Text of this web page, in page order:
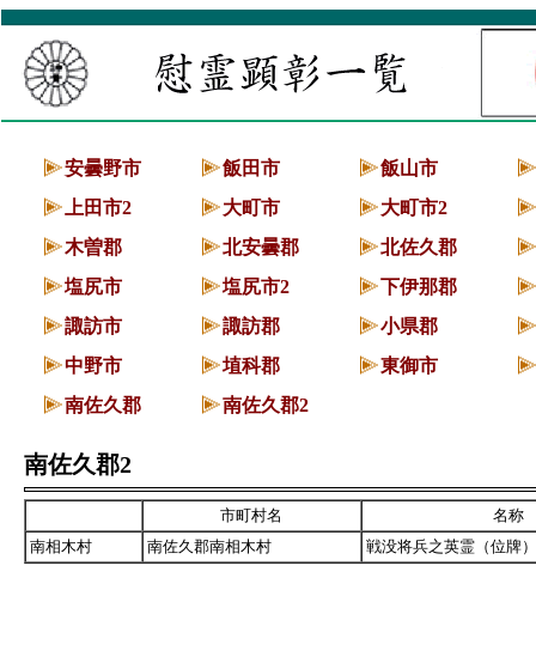
安曇野市 飯田市
飯山市
上田市2
大町市
大町市2
木曽郡
北安曇郡
北佐久郡
塩尻市
塩尻市2
下伊那郡
諏訪市
諏訪郡
小県郡
中野市
埴科郡
東御市
南佐久郡
南佐久郡2
南佐久郡2
市町村名
名称
南相木村
南佐久郡南相木村 戦没将兵之英霊（位牌）